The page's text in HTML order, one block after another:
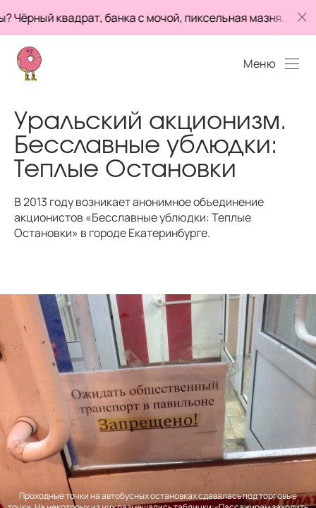
банка с мочой, пиксельная мазня… Это
Меню
Уральский акционизм.
Бесславные ублюдки:
Теплые Остановки
В 2013 году возникает анонимное объединение
акционистов «Бесславные ублюдки: Теплые
Остановки» в городе Екатеринбурге.
Проходные точки на автобусных остановках сдавалась под торговые